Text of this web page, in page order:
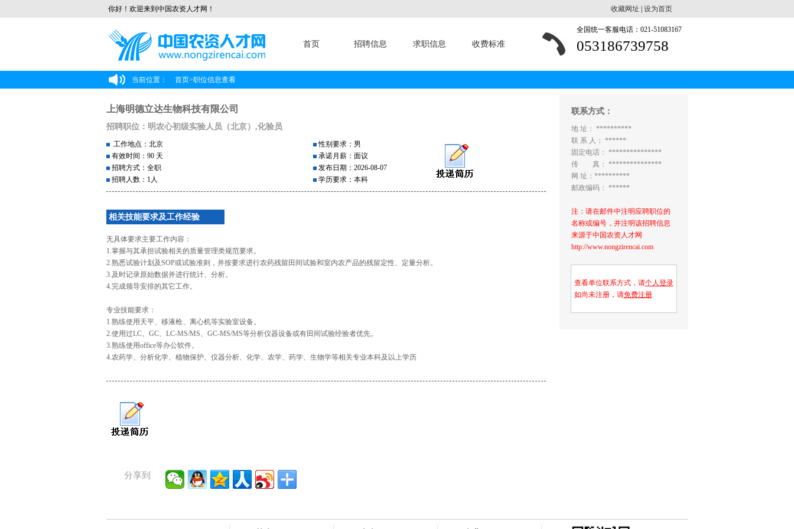
你好！欢迎来到中国农资人才网！ 收藏网址 设为首页
首页 招聘信息 求职信息 收费标准
全国统一客服电话：021-51083167
053186739758
当前位置： 首页>职位信息查看
上海明德立达生物科技有限公司
招聘职位：明农心初级实验人员（北京）,化验员
工作地点：北京
有效时间：90 天
招聘方式：全职
招聘人数：1人
性别要求：男
承诺月薪：面议
发布日期：2026-08-07
学历要求：本科
相关技能要求及工作经验
无具体要求主要工作内容：
1.掌握与其承担试验相关的质量管理类规范要求。
2.熟悉试验计划及SOP或试验准则，并按要求进行农药残留田间试验和室内农产品的残留定性、定量分析。
3.及时记录原始数据并进行统计、分析。
4.完成领导安排的其它工作。
专业技能要求：
1.熟练使用天平、移液枪、离心机等实验室设备。
2.使用过LC、GC、LC-MS/MS、GC-MS/MS等分析仪器设备或有田间试验经验者优先。
3.熟练使用office等办公软件。
4.农药学、分析化学、植物保护、仪器分析、化学、农学、药学、生物学等相关专业本科及以上学历
分享到
联系方式：
地 址： **********
联 系 人： ******
固定电话： ***************
传 真： ***************
网 址：**********
邮政编码： ******
注：请在邮件中注明应聘职位的
名称或编号，并注明该招聘信息
来源于中国农资人才网
http://www.nongzirencai.com
查看单位联系方式，请个人登录
如尚未注册，请免费注册